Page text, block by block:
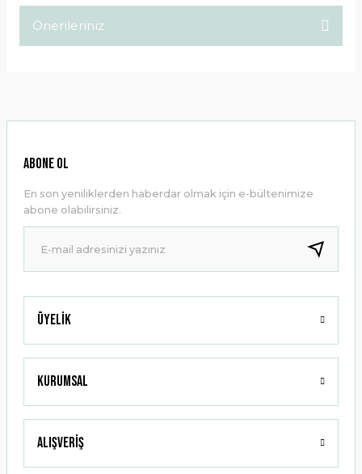
Önerileriniz
Ürün resmi kalitesiz, bozuk veya görüntülenemiyor.
Ürün bilgilerinde hatalar bulunuyor.
Ürün fiyatı diğer sitelerden daha pahalı.
Bu ürüne benzer farklı alternatifler olmalı.
Gönder
Üyelik
Kurumsal
Alışveriş
ABONE OL
En son yeniliklerden haberdar olmak için e-bültenimize
abone olabilirsiniz.